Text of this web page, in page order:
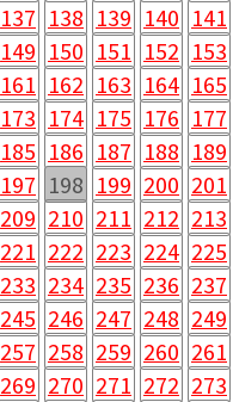
137 138 139 140 141
149 150 151 152 153
161 162 163 164 165
173 174 175 176 177
185 186 187 188 189
197 198 199 200 201
209 210 211 212 213
221 222 223 224 225
233 234 235 236 237
245 246 247 248 249
257 258 259 260 261
269 270 271 272 273